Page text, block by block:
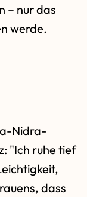
– nur das
werde.
Nidra-
"Ich ruhe tief
dass